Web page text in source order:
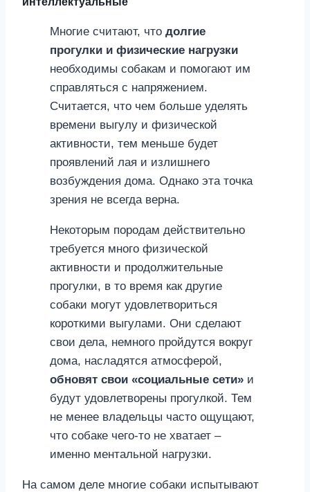
Многие считают, что долгие
прогулки и физические нагрузки
необходимы собакам и помогают им
справляться с напряжением.
Считается, что чем больше уделять
времени выгулу и физической
активности, тем меньше будет
проявлений лая и излишнего
возбуждения дома. Однако эта точка
зрения не всегда верна.
Некоторым породам действительно
требуется много физической
активности и продолжительные
прогулки, в то время как другие
собаки могут удовлетвориться
короткими выгулами. Они сделают
свои дела, немного пройдутся вокруг
дома, насладятся атмосферой,
обновят свои «социальные сети» и
будут удовлетворены прогулкой. Тем
не менее владельцы часто ощущают,
что собаке чего-то не хватает –
именно ментальной нагрузки.
На самом деле многие собаки испытывают